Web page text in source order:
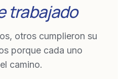
trabajado
otros cumplieron su
porque cada uno
camino.